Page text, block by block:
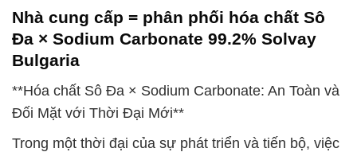
Nhà cung cấp = phân phối hóa chất Sô
Đa × Sodium Carbonate 99.2% Solvay
Bulgaria
**Hóa chất Sô Đa × Sodium Carbonate: An Toàn và
Đối Mặt với Thời Đại Mới**
Trong một thời đại của sự phát triển và tiến bộ, việc